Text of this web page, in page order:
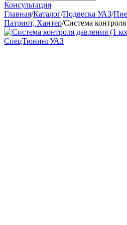
Консультация
Главная/Каталог/Подвеска УАЗ/
Патриот, Хантер/Система